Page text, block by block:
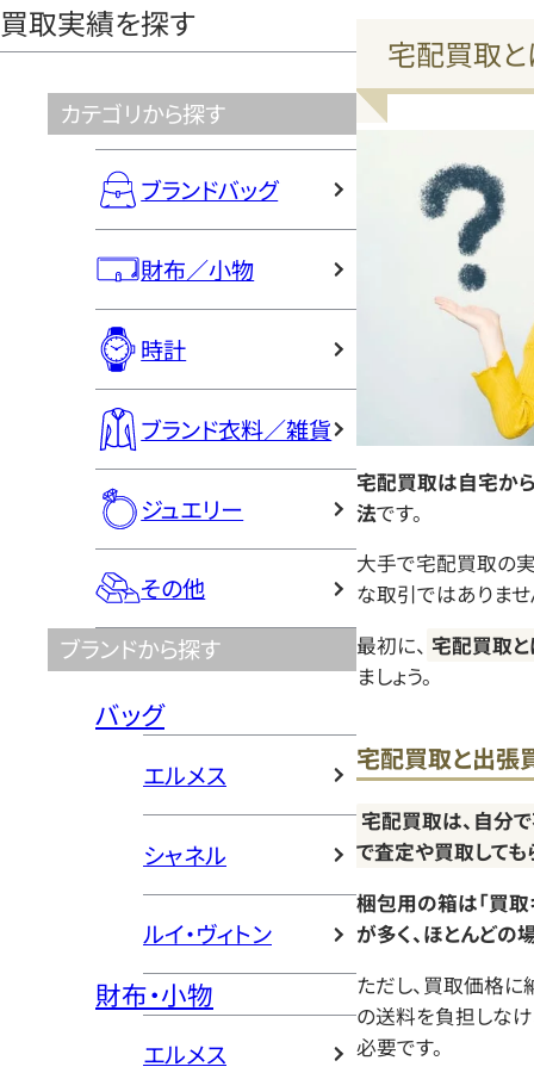
買取実績を探す
カテゴリから探す
ブランドバッグ
財布／小物
時計
ブランド衣料／雑貨
ジュエリー
その他
ブランドから探す
バッグ
エルメス
シャネル
ルイ・ヴィトン
財布・小物
エルメス
宅配買取
宅配買取は自宅か
法です。
大手で宅配買取の
な取引ではありませ
最初に、 宅配買取
ましょう。
宅配買取と出張
宅配買取は、自分
で査定や買取しても
梱包用の箱は「買取
が多く、ほとんど
ただし、買取価格に
の送料を負担しな
必要です。